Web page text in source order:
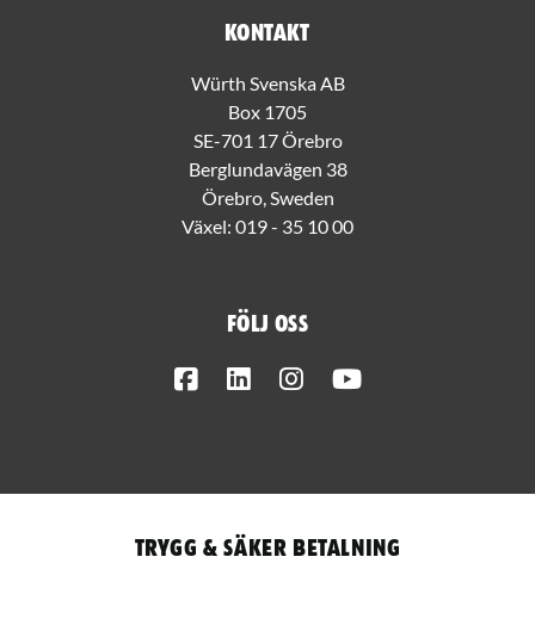
Kontakt
Würth Svenska AB
Box 1705
SE-701 17 Örebro
Berglundavägen 38
Örebro, Sweden
Växel: 019 - 35 10 00
Följ oss
FacebookLinkedInInstagram
Trygg & säker betalning